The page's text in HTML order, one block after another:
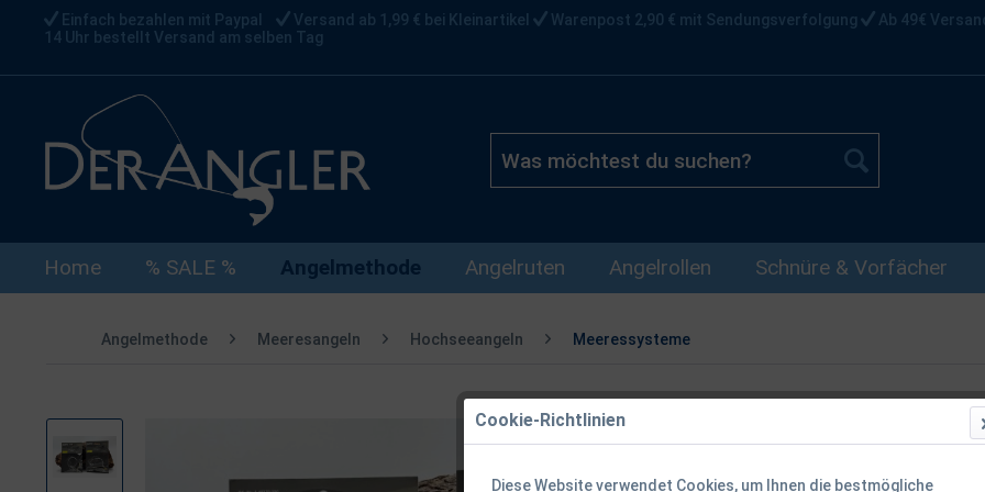
Einfach bezahlen mit Paypal Versand ab 1,99 € bei Kleinartikel Warenpost 2,90 € mit Sendungsverfolgung Ab 49€
14 Uhr bestellt Versand am selben Tag
Home % SALE % Angelmethode Angelruten Angelrollen Schnüre & Vorfächer
Angelmethode Meeresangeln Hochseeangeln Meeressysteme
Balzer
Dorsch
Cookie-Richtlinien
Diese Website verwendet Cookies, um Ihnen die bestmögliche